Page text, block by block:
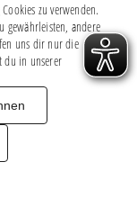
zu verwenden.
gewährleisten, andere
uns dir nur die
du in unserer